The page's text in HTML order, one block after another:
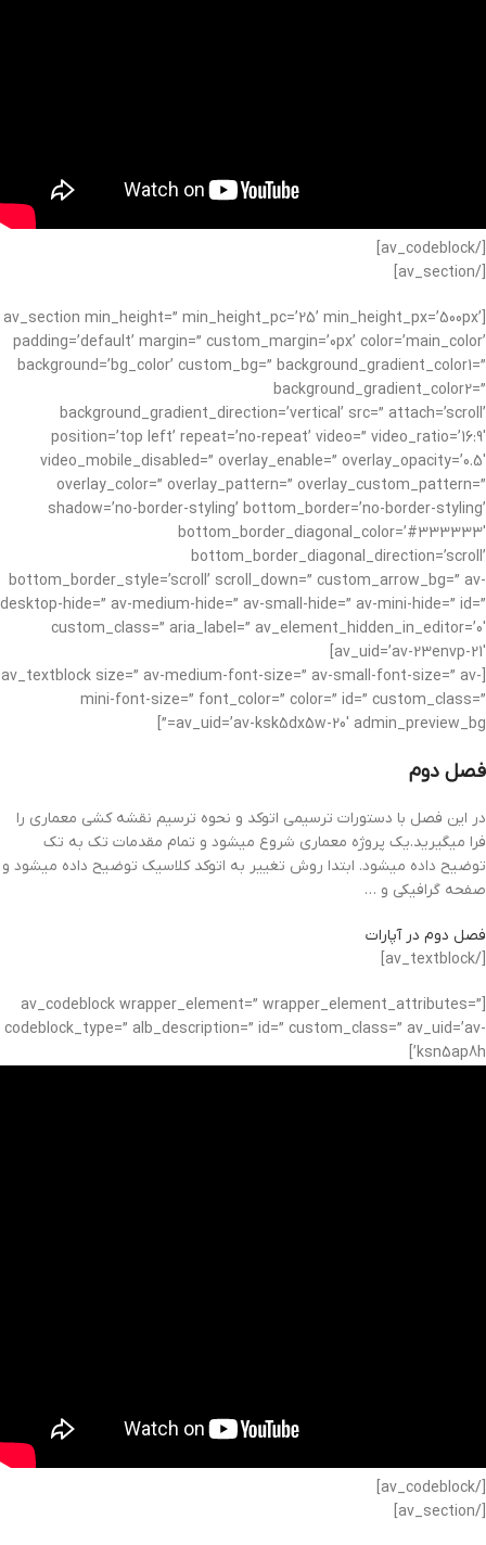
[/av_codeblock]
[/av_section]
[av_section min_height=” min_height_pc=’25’ min_height_px=’500px’
padding=’default’ margin=” custom_margin=’0px’ color=’main_color’
background=’bg_color’ custom_bg=” background_gradient_color1=”
background_gradient_color2=”
background_gradient_direction=’vertical’ src=” attach=’scroll’
position=’top left’ repeat=’no-repeat’ video=” video_ratio=’16:9′
video_mobile_disabled=” overlay_enable=” overlay_opacity=’0.5′
overlay_color=” overlay_pattern=” overlay_custom_pattern=”
shadow=’no-border-styling’ bottom_border=’no-border-styling’
bottom_border_diagonal_color=’#333333′
bottom_border_diagonal_direction=’scroll’
bottom_border_style=’scroll’ scroll_down=” custom_arrow_bg=” av-
desktop-hide=” av-medium-hide=” av-small-hide=” av-mini-hide=” id=”
custom_class=” aria_label=” av_element_hidden_in_editor=’0′
av_uid=’av-23envp-21′]
[av_textblock size=” av-medium-font-size=” av-small-font-size=” av-
mini-font-size=” font_color=” color=” id=” custom_class=”
av_uid=’av-ksk5dx5w-20′ admin_preview_bg=”]
فصل دوم
در این فصل با دستورات ترسیمی اتوکد و نحوه ترسیم نقشه کشی معماری را
فرا میگیرید.یک پروژه معماری شروع میشود و تمام مقدمات تک به تک
توضیح داده میشود. ابتدا روش تغییر به اتوکد کلاسیک توضیح داده میشود و
صفحه گرافیکی و …
فصل دوم در آپارات
[/av_textblock]
[av_codeblock wrapper_element=” wrapper_element_attributes=”
codeblock_type=” alb_description=” id=” custom_class=” av_uid=’av-
ksn5ap8h’]
[/av_codeblock]
[/av_section]